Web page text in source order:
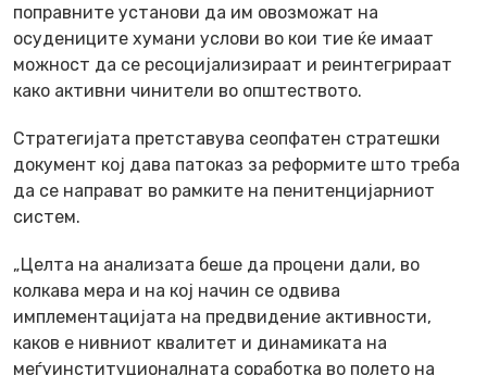
поправните установи да им овозможат на
осудениците хумани услови во кои тие ќе имаат
можност да се ресоцијализираат и реинтегрираат
како активни чинители во општеството.
Стратегијата претставува сеопфатен стратешки
документ кој дава патоказ за реформите што треба
да се направат во рамките на пенитенцијарниот
систем.
„Целта на анализата беше да процени дали, во
колкава мера и на кој начин се одвива
имплементацијата на предвидение активности,
каков е нивниот квалитет и динамиката на
меѓуинституционалната соработка во полето на